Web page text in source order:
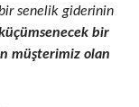
senelik giderinin
bir
müşterimiz olan